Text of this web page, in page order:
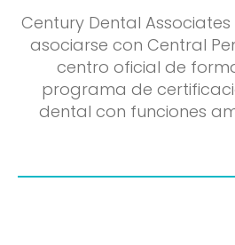
Century Dental
asociarse con Central
centro oficial de
programa de
dental con funciones